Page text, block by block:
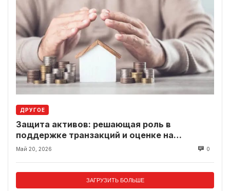
ДРУГОЕ
Защита активов: решающая роль в
поддержке транзакций и оценке на
современном рынке
Май 20, 2026 0
ЗАГРУЗИТЬ БОЛЬШЕ